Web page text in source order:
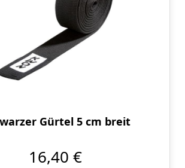
Gürtel 5 cm breit
16,40 €